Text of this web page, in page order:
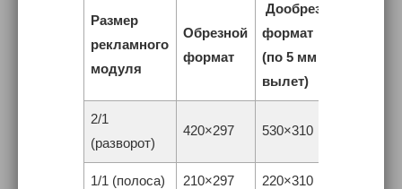
Размер
рекламного
модуля
Обрезной
формат
Дообрезной
формат
(по 5 мм на
вылет)
2/1
(разворот)
420×297 530×310
1/1 (полоса) 210×297 220×310